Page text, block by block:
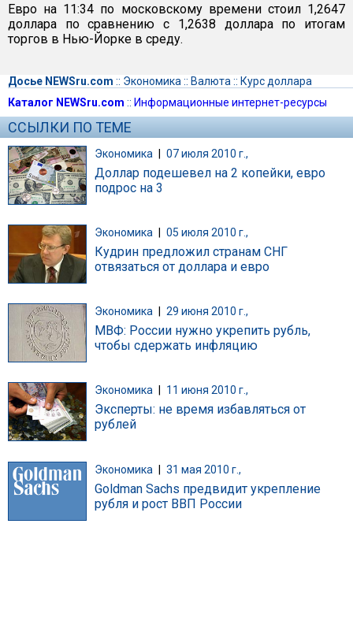
Евро на 11:34 по московскому времени стоил 1,2647
доллара по сравнению с 1,2638 доллара по итогам
торгов в Нью-Йорке в среду.
Досье NEWSru.com :: Экономика :: Валюта :: Курс доллара
Каталог NEWSru.com :: Информационные интернет-ресурсы
ССЫЛКИ ПО ТЕМЕ
Экономика | 07 июля 2010 г.,
Доллар подешевел на 2 копейки, евро
подрос на 3
Экономика 05 июля 2010 г.,
Кудрин предложил странам СНГ
отвязаться от доллара и евро
Экономика 29 июня 2010 г.,
МВФ: России нужно укрепить рубль,
чтобы сдержать инфляцию
Экономика 11 июня 2010 г.,
Эксперты: не время избавляться от
рублей
Экономика | 31 мая 2010 г.,
Goldman Sachs предвидит укрепление
рубля и рост ВВП России